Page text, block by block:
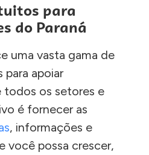
para
do Paraná
uma vasta gama de
apoiar
todos os setores e
é fornecer as
, informações e
você possa crescer,